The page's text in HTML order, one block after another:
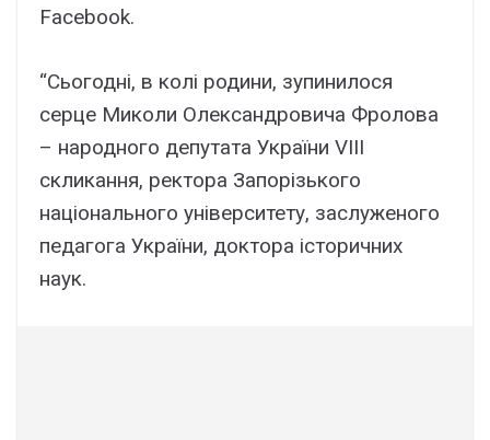
Facebook.
“Сьогодні, в колі родини, зупинилося
серце Миколи Олександровича Фролова
– народного депутата України VIII
cкликання, ректора Запорізького
національного університету, заслуженого
педагога України, доктора історичних
наук.